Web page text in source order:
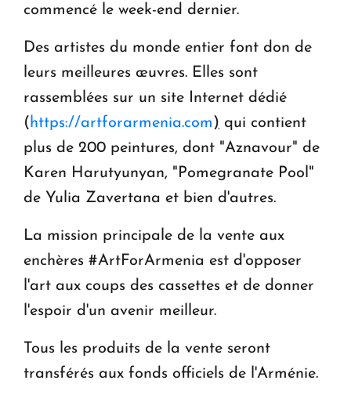
commencé le week-end dernier.
Des artistes du monde entier font don de
leurs meilleures œuvres. Elles sont
rassemblées sur un site Internet dédié
( https://artforarmenia.com ) qui contient
plus de 200 peintures, dont "Aznavour" de
Karen Harutyunyan, "Pomegranate Pool"
de Yulia Zavertana et bien d'autres.
La mission principale de la vente aux
enchères #ArtForArmenia est d'opposer
l'art aux coups des cassettes et de donner
l'espoir d'un avenir meilleur.
Tous les produits de la vente seront
transférés aux fonds officiels de l'Arménie.